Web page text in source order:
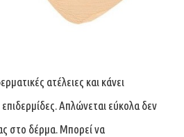
ατέλειες και κάνει
Απλώνεται εύκολα δεν
στο δέρμα. Μπορεί να